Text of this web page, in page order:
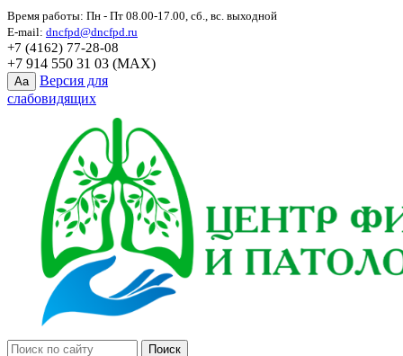
Время работы: Пн - Пт 08.00-17.00, сб., вс. выходной
E-mail: dncfpd@dncfpd.ru
+7 (4162) 77-28-08
+7 914 550 31 03 (MAX)
Aa
Версия для
слабовидящих